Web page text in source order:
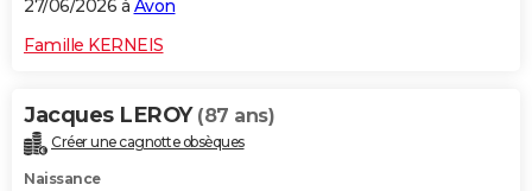
27/06/2026 à Avon
Famille KERNEIS
Jacques LEROY (87 ans)
Créer une cagnotte obsèques
Naissance